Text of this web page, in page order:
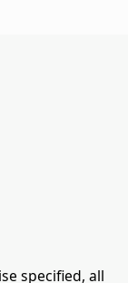
specified, all